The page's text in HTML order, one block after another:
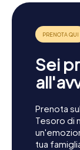
Sei
Prenota
Tesoro di
tua